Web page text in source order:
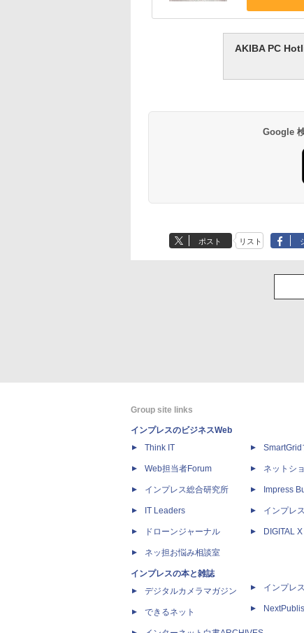
AKIBA PC
Google
ポスト リスト
Group site links
インプレスのビジネスWeb
Think IT
Web担当者Forum
インプレス総合研究所
IT Leaders
ドローンジャーナル
ネッ担お悩み相談室
インプレスの本と雑誌
デジタルカメラマガジン
できるネット
SmartGrid
ネットシ
Impress
インプレ
DIGITAL
インプレ